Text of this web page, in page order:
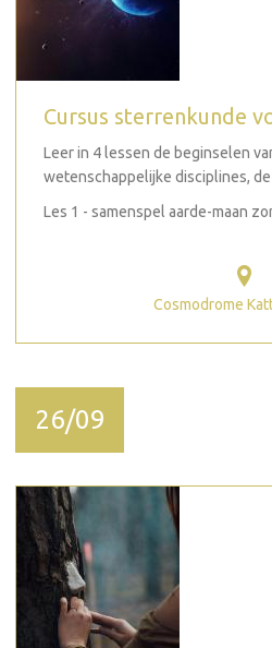
Cursus sterrenkunde
Leer in 4 lessen de beginselen
wetenschappelijke disciplines,
Les 1 - samenspel aarde-maan
Cosmodrome
26/09